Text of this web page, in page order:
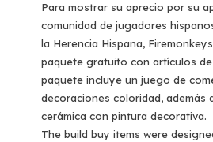
Para mostrar su aprecio por su
comunidad de jugadores
la Herencia Hispana,
paquete gratuito con artículos de
paquete incluye un juego de
decoraciones coloridad, además
cerámica con pintura decorativa.
The build buy items were